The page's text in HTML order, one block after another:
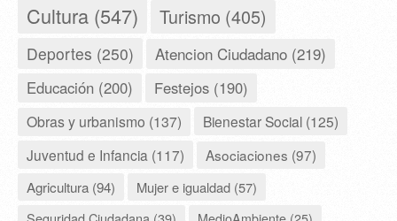
Cultura (547) Turismo (405)
Deportes (250) Atencion Ciudadano (219)
Educación (200) Festejos (190)
Obras y urbanismo (137)
Bienestar Social (125)
Juventud e Infancia (117)
Asociaciones (97)
Agricultura (94)
Mujer e igualdad (57)